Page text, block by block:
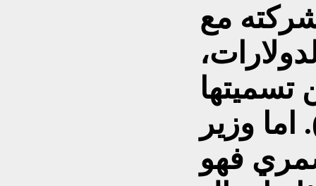
مع
تسميتها
وزير
فهو